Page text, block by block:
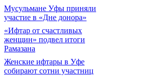
Мусульмане Уфы приняли
участие в «Дне донора»
«Ифтар от счастливых
женщин» подвел итоги
Рамазана
Женские ифтары в Уфе
собирают сотни участниц